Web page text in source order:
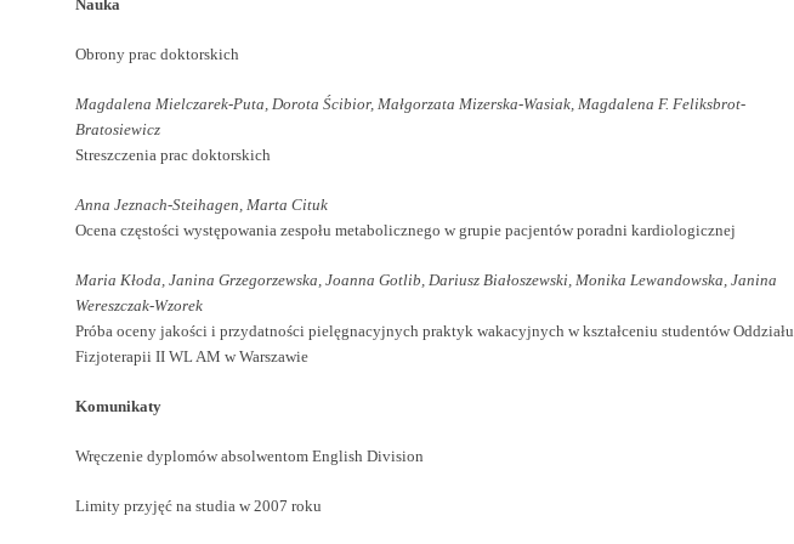
Nauka
Obrony prac doktorskich
Magdalena Mielczarek-Puta, Dorota Ścibior, Małgorzata Mizerska-Wasiak, Magdalena F. Feliksbrot-
Bratosiewicz
Streszczenia prac doktorskich
Anna Jeznach-Steihagen, Marta Cituk
Ocena częstości występowania zespołu metabolicznego w grupie pacjentów poradni kardiologicznej
Maria Kłoda, Janina Grzegorzewska, Joanna Gotlib, Dariusz Białoszewski, Monika Lewandowska, Janina
Wereszczak-Wzorek
Próba oceny jakości i przydatności pielęgnacyjnych praktyk wakacyjnych w kształceniu studentów Oddziału
Fizjoterapii II WL AM w Warszawie
Komunikaty
Wręczenie dyplomów absolwentom English Division
Limity przyjęć na studia w 2007 roku